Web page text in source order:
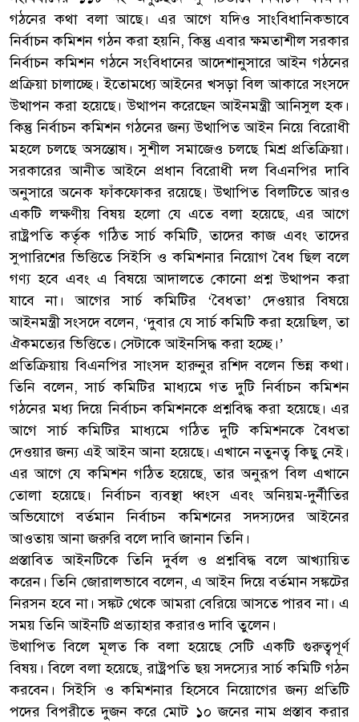
গঠনের কথা বলা আছে। এর আগে যদিও সাংবিধানিকভাবে
নির্বাচন কমিশন গঠন করা হয়নি, কিন্তু এবার ক্ষমতাশীল সরকার
নির্বাচন কমিশন গঠনে সংবিধানের আদেশানুসারে আইন গঠনের
প্রক্রিয়া চালাচ্ছে। ইতোমধ্যে আইনের খসড়া বিল আকারে সংসদে
উত্থাপন করা হয়েছে। উত্থাপন করেছেন আইনমন্ত্রী আনিসুল হক।
কিন্তু নির্বাচন কমিশন গঠনের জন্য উত্থাপিত আইন নিয়ে বিরোধী
মহলে চলছে অসন্তোষ। সুশীল সমাজেও চলছে মিশ্র প্রতিক্রিয়া।
সরকারের আনীত আইনে প্রধান বিরোধী দল বিএনপির দাবি
অনুসারে অনেক ফাঁকফোকর রয়েছে। উত্থাপিত বিলটিতে আরও
একটি লক্ষণীয় বিষয় হলো যে এতে বলা হয়েছে, এর আগে
রাষ্ট্রপতি কর্তৃক গঠিত সার্চ কমিটি, তাদের কাজ এবং তাদের
সুপারিশের ভিত্তিতে সিইসি ও কমিশনার নিয়োগ বৈধ ছিল বলে
গণ্য হবে এবং এ বিষয়ে আদালতে কোনো প্রশ্ন উত্থাপন করা
যাবে না। আগের সার্চ কমিটির ‘বৈধতা’ দেওয়ার বিষয়ে
আইনমন্ত্রী সংসদে বলেন, ‘দুবার যে সার্চ কমিটি করা হয়েছিল, তা
ঐকমত্যের ভিত্তিতে। সেটাকে আইনসিদ্ধ করা হচ্ছে।’
প্রতিক্রিয়ায় বিএনপির সাংসদ হারুনুর রশিদ বলেন ভিন্ন কথা।
তিনি বলেন, সার্চ কমিটির মাধ্যমে গত দুটি নির্বাচন কমিশন
গঠনের মধ্য দিয়ে নির্বাচন কমিশনকে প্রশ্নবিদ্ধ করা হয়েছে। এর
আগে সার্চ কমিটির মাধ্যমে গঠিত দুটি কমিশনকে বৈধতা
দেওয়ার জন্য এই আইন আনা হয়েছে। এখানে নতুনত্ব কিছু নেই।
এর আগে যে কমিশন গঠিত হয়েছে, তার অনুরূপ বিল এখানে
তোলা হয়েছে। নির্বাচন ব্যবস্থা ধ্বংস এবং অনিয়ম-দুর্নীতির
অভিযোগে বর্তমান নির্বাচন কমিশনের সদস্যদের আইনের
আওতায় আনা জরুরি বলে দাবি জানান তিনি।
প্রস্তাবিত আইনটিকে তিনি দুর্বল ও প্রশ্নবিদ্ধ বলে আখ্যায়িত
করেন। তিনি জোরালভাবে বলেন, এ আইন দিয়ে বর্তমান সঙ্কটের
নিরসন হবে না। সঙ্কট থেকে আমরা বেরিয়ে আসতে পারব না। এ
সময় তিনি আইনটি প্রত্যাহার করারও দাবি তুলেন।
উথাপিত বিলে মূলত কি বলা হয়েছে সেটি একটি গুরুত্বপূর্ণ
বিষয়। বিলে বলা হয়েছে, রাষ্ট্রপতি ছয় সদস্যের সার্চ কমিটি গঠন
করবেন। সিইসি ও কমিশনার হিসেবে নিয়োগের জন্য প্রতিটি
পদের বিপরীতে দুজন করে মোট ১০ জনের নাম প্রস্তাব করার